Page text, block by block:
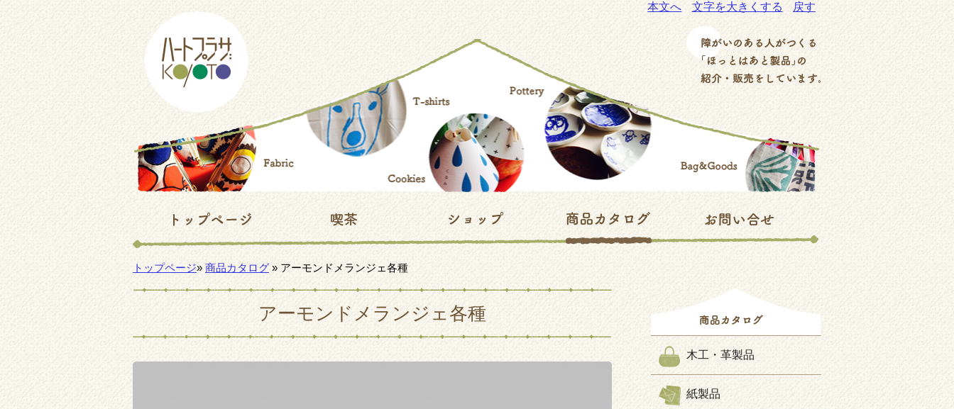
本文へ 文字を大きくする 戻す
トップページ» 商品カタログ » アーモンドメランジェ各種
アーモンドメランジェ各種
木工・革製品
紙製品